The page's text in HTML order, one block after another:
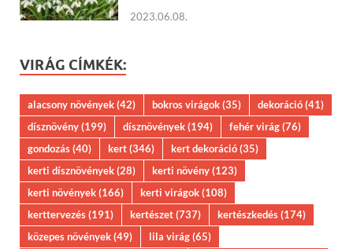
2023.06.08.
VIRÁG CÍMKÉK:
alacsony növények(42) bokros virágok(35) dekoráció(41)
dísznövény(199) dísznövények(194) fehér virág(76)
gondozás(40) kert(346) kert dekoráció(35)
kerti dísznövények(28) kerti növény(123)
kerti növények(166) kerti virágok(108)
kerttervezés(191) kertészet(737) kertészkedés(174)
közepes növények(49) lila virág(65)